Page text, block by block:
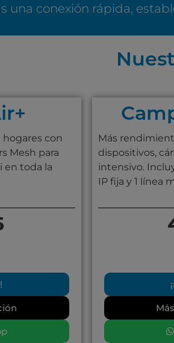
una conexión rápida,
con
Mesh para
en toda la
Más
dispositivos,
intensivo.
IP fija y 1 línea